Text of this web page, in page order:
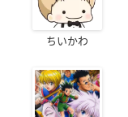
ちいかわ